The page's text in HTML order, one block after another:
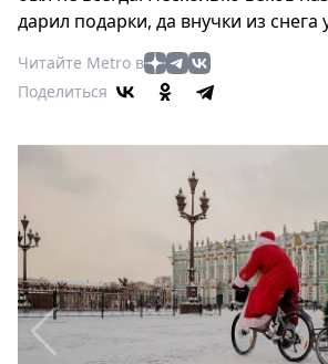
Мода
Театр
Кино
Афиша
Выставки
Metro
Стримы
Спецпроекты
дарил подарки, да внучки из снега
Читайте Metro в
Поделиться